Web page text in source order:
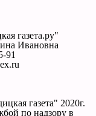
газета.ру"
Ивановна
91
газета" 2020г.
по надзору в